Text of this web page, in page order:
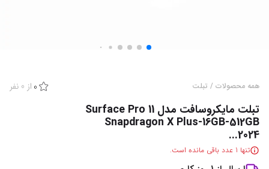
همه محصولات / تبلت 0 از 0 نفر
تبلت مایکروسافت مدل Surface Pro 11
Snapdragon X Plus-16GB-512GB
2024...
تنها 1 عدد باقی مانده است.